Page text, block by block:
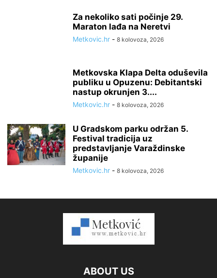
Za nekoliko sati počinje 29.
Maraton lađa na Neretvi
Metkovic.hr - 8 kolovoza, 2026
Metkovska Klapa Delta oduševila
publiku u Opuzenu: Debitantski
nastup okrunjen 3....
Metkovic.hr - 8 kolovoza, 2026
U Gradskom parku održan 5.
Festival tradicija uz
predstavljanje Varaždinske
županije
Metkovic.hr - 8 kolovoza, 2026
ABOUT US